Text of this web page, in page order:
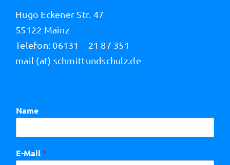
Hugo Eckener Str. 47
55122 Mainz
Telefon: 06131 – 21 87 351
mail (at) schmittundschulz.de
Name
E-Mail *